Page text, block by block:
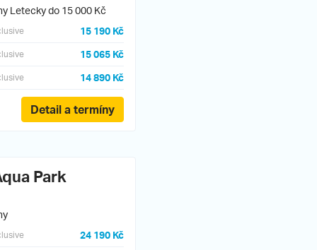
Letecky do 15 000 Kč
15 190 Kč
15 065 Kč
14 890 Kč
Detail a termíny
Park
24 190 Kč